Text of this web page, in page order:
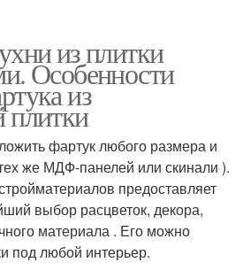
из плитки
Особенности
из
плитки
фартук любого размера и
же МДФ-панелей или скинали ).
предоставляет
выбор расцветок, декора,
материала . Его можно
под любой интерьер.